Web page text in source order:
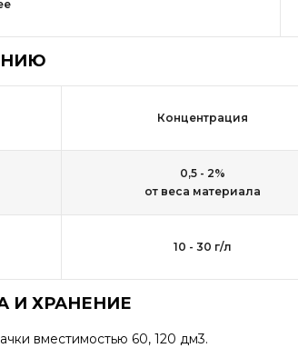
Концентрация
0,5 - 2%
от веса материала
10 - 30 г/л
И ХРАНЕНИЕ
вместимостью 60, 120 дм3.